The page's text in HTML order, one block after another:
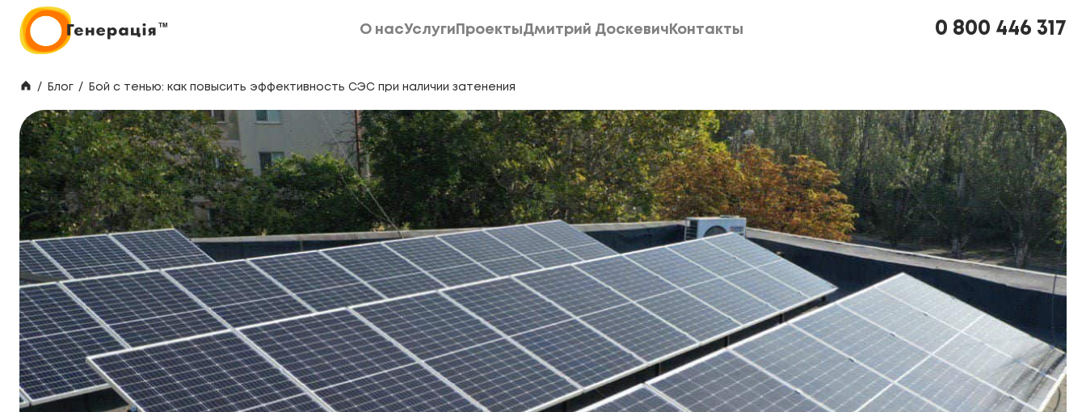
О насУслуги ПроектыДмитрий Доскевич Контакты
0 800 446 317
/ Блог / Бой с тенью: как повысить эффективность СЭС при наличии затенения